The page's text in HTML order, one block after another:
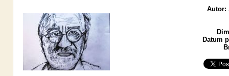
Autor:
Datum